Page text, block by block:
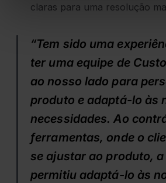
claras para uma resolução
“Tem sido uma
ter uma equipe de
ao nosso lado para
produto e adaptá-lo às
necessidades. Ao
ferramentas, onde o
se ajustar ao produto,
permitiu adaptá-lo às